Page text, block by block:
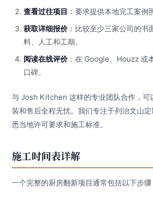
查看过往项目 ：要求提供本地完工案例
获取详细报价：比较至少三家公司的书
料、人工和工期。
阅读在线评价：在 Google、Houzz 或
口碑。
与 Josh Kitchen 这样的专业团队合作，可
装和售后全程无忧。我们专注于列治文山
悉当地许可要求和施工标准。
施工时间表详解
一个完整的厨房翻新项目通常包括以下步骤